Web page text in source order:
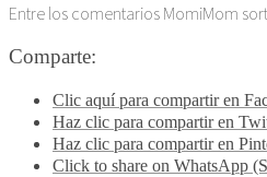
Entre los comentarios MomiMom
Comparte:
Clic aquí para compartir en
Haz clic para compartir en
Haz clic para compartir en
Click to share on WhatsApp